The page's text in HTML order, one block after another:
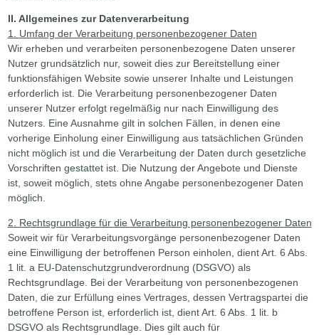
II. Allgemeines zur Datenverarbeitung
1. Umfang der Verarbeitung personenbezogener Daten
Wir erheben und verarbeiten personenbezogene Daten unserer
Nutzer grundsätzlich nur, soweit dies zur Bereitstellung einer
funktionsfähigen Website sowie unserer Inhalte und Leistungen
erforderlich ist. Die Verarbeitung personenbezogener Daten
unserer Nutzer erfolgt regelmäßig nur nach Einwilligung des
Nutzers. Eine Ausnahme gilt in solchen Fällen, in denen eine
vorherige Einholung einer Einwilligung aus tatsächlichen Gründen
nicht möglich ist und die Verarbeitung der Daten durch gesetzliche
Vorschriften gestattet ist. Die Nutzung der Angebote und Dienste
ist, soweit möglich, stets ohne Angabe personenbezogener Daten
möglich.
2. Rechtsgrundlage für die Verarbeitung personenbezogener Daten
Soweit wir für Verarbeitungsvorgänge personenbezogener Daten
eine Einwilligung der betroffenen Person einholen, dient Art. 6 Abs.
1 lit. a EU-Datenschutzgrundverordnung (DSGVO) als
Rechtsgrundlage. Bei der Verarbeitung von personenbezogenen
Daten, die zur Erfüllung eines Vertrages, dessen Vertragspartei die
betroffene Person ist, erforderlich ist, dient Art. 6 Abs. 1 lit. b
DSGVO als Rechtsgrundlage. Dies gilt auch für